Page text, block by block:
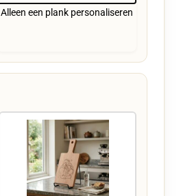
Alleen een plank personaliseren